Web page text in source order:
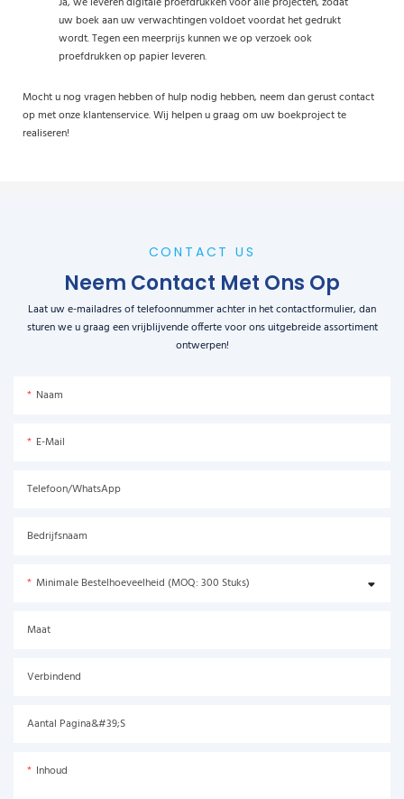
uw boek aan uw verwachtingen voldoet voordat het gedrukt
wordt. Tegen een meerprijs kunnen we op verzoek ook
proefdrukken op papier leveren.
Mocht u nog vragen hebben of hulp nodig hebben, neem dan gerust contact
op met onze klantenservice. Wij helpen u graag om uw boekproject te
realiseren!
CONTACT US
Neem Contact Met Ons Op
Laat uw e-mailadres of telefoonnummer achter in het contactformulier, dan
sturen we u graag een vrijblijvende offerte voor ons uitgebreide assortiment
ontwerpen!
Naam
E-Mail
Telefoon/WhatsApp
Bedrijfsnaam
Minimale Bestelhoeveelheid (MOQ: 300 Stuks)
Maat
Verbindend
Aantal Pagina&#39;s
Inhoud